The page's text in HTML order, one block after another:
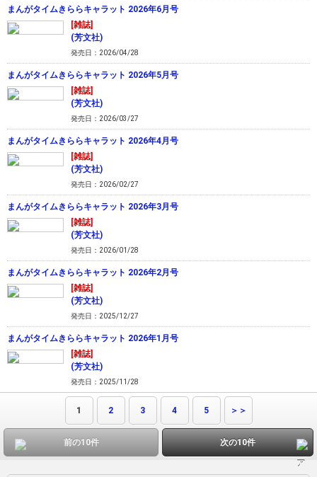
まんがタイムきららキャラット 2026年6月号
[雑誌]
(芳文社)
発売日：2026/04/28
まんがタイムきららキャラット 2026年5月号
[雑誌]
(芳文社)
発売日：2026/03/27
まんがタイムきららキャラット 2026年4月号
[雑誌]
(芳文社)
発売日：2026/02/27
まんがタイムきららキャラット 2026年3月号
[雑誌]
(芳文社)
発売日：2026/01/28
まんがタイムきららキャラット 2026年2月号
[雑誌]
(芳文社)
発売日：2025/12/27
まんがタイムきららキャラット 2026年1月号
[雑誌]
(芳文社)
発売日：2025/11/28
1 2 3 4 5 ＞＞
前の10件 次の10件